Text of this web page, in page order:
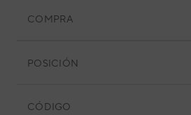
COMPRA
POSICIÓN
CÓDIGO